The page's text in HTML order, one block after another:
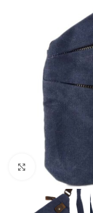
Click to enlarge